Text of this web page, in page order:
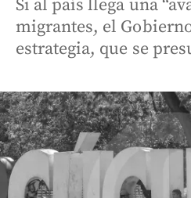
Si al país llega una
migrantes, el
estrategia, que se